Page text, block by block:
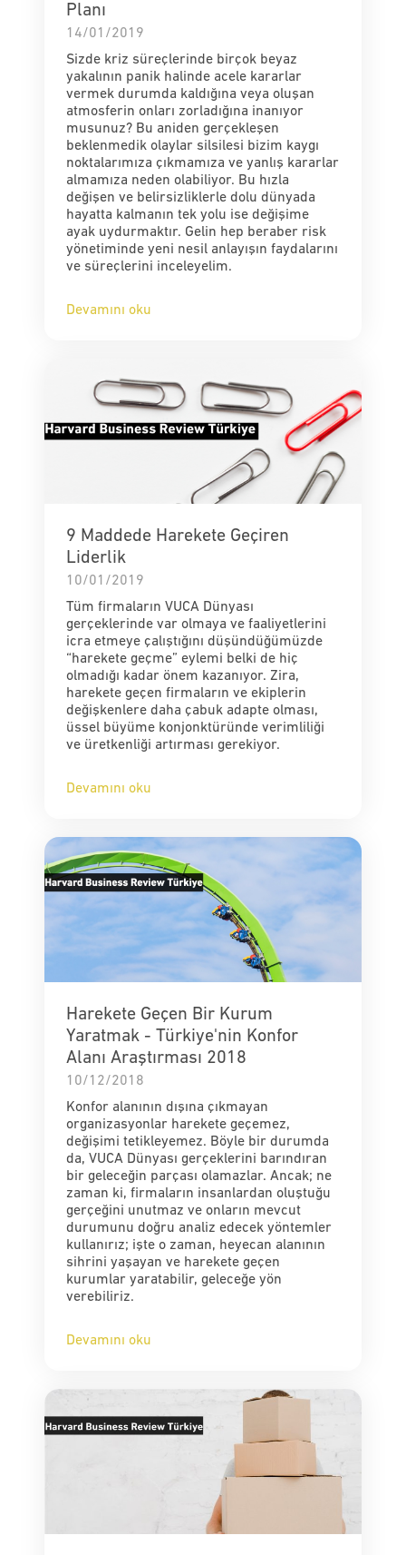
Planı
14/01/2019
Sizde kriz süreçlerinde birçok beyaz
yakalının panik halinde acele kararlar
vermek durumda kaldığına veya oluşan
atmosferin onları zorladığına inanıyor
musunuz? Bu aniden gerçekleşen
beklenmedik olaylar silsilesi bizim kaygı
noktalarımıza çıkmamıza ve yanlış kararlar
almamıza neden olabiliyor. Bu hızla
değişen ve belirsizliklerle dolu dünyada
hayatta kalmanın tek yolu ise değişime
ayak uydurmaktır. Gelin hep beraber risk
yönetiminde yeni nesil anlayışın faydalarını
ve süreçlerini inceleyelim.
Devamını oku
9 Maddede Harekete Geçiren
Liderlik
10/01/2019
Tüm firmaların VUCA Dünyası
gerçeklerinde var olmaya ve faaliyetlerini
icra etmeye çalıştığını düşündüğümüzde
“harekete geçme” eylemi belki de hiç
olmadığı kadar önem kazanıyor. Zira,
harekete geçen firmaların ve ekiplerin
değişkenlere daha çabuk adapte olması,
üssel büyüme konjonktüründe verimliliği
ve üretkenliği artırması gerekiyor.
Devamını oku
Harekete Geçen Bir Kurum
Yaratmak - Türkiye'nin Konfor
Alanı Araştırması 2018
10/12/2018
Konfor alanının dışına çıkmayan
organizasyonlar harekete geçemez,
değişimi tetikleyemez. Böyle bir durumda
da, VUCA Dünyası gerçeklerini barındıran
bir geleceğin parçası olamazlar. Ancak; ne
zaman ki, firmaların insanlardan oluştuğu
gerçeğini unutmaz ve onların mevcut
durumunu doğru analiz edecek yöntemler
kullanırız; işte o zaman, heyecan alanının
sihrini yaşayan ve harekete geçen
kurumlar yaratabilir, geleceğe yön
verebiliriz.
Devamını oku